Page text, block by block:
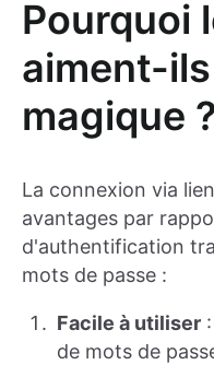
Pourquoi
aiment-
magique ?
La connexion via
avantages par
d'authentification
mots de passe :
Facile à utiliser
de mots de